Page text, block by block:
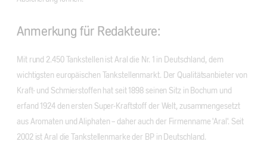
Anmerkung für Redakteure:
Mit rund 2.450 Tankstellen ist Aral die Nr. 1 in Deutschland, dem
wichtigsten europäischen Tankstellenmarkt. Der Qualitätsanbieter von
Kraft- und Schmierstoffen hat seit 1898 seinen Sitz in Bochum und
erfand 1924 den ersten Super-Kraftstoff der Welt, zusammengesetzt
aus Aromaten und Aliphaten – daher auch der Firmenname 'Aral'. Seit
2002 ist Aral die Tankstellenmarke der BP in Deutschland.